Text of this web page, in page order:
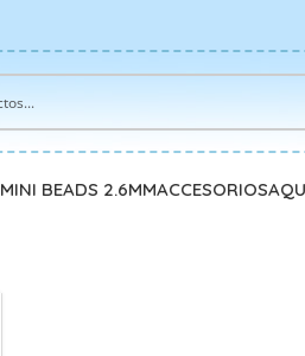
MINI BEADS 2.6MMACCESORIOS